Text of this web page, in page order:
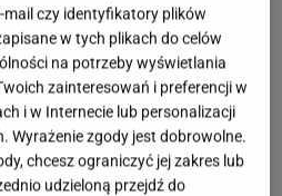
że Polk jest ojczymem posłanki
się o politykę?
mail czy identyfikatory plików
w tych plikach do celów
na potrzeby wyświetlania
zainteresowań i preferencji w
i w Internecie lub personalizacji
Wyrażenie zgody jest dobrowolne.
chcesz ograniczyć jej zakres lub
udzieloną przejdź do